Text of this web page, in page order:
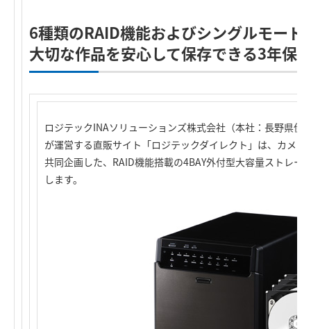
6種類のRAID機能およびシングルモード
大切な作品を安心して保存できる3年保
ロジテックINAソリューションズ株式会社（本社：長野県伊
が運営する直販サイト「ロジテックダイレクト」は、カメ
共同企画した、RAID機能搭載の4BAY外付型大容量ストレ
します。